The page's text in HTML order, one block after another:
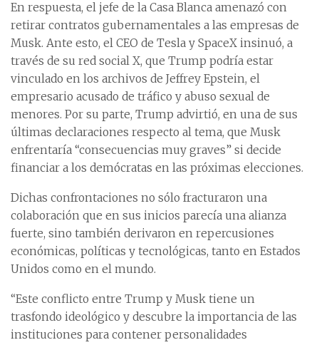
En respuesta, el jefe de la Casa Blanca amenazó con
retirar contratos gubernamentales a las empresas de
Musk. Ante esto, el CEO de Tesla y SpaceX insinuó, a
través de su red social X, que Trump podría estar
vinculado en los archivos de Jeffrey Epstein, el
empresario acusado de tráfico y abuso sexual de
menores. Por su parte, Trump advirtió, en una de sus
últimas declaraciones respecto al tema, que Musk
enfrentaría “consecuencias muy graves” si decide
financiar a los demócratas en las próximas elecciones.
Dichas confrontaciones no sólo fracturaron una
colaboración que en sus inicios parecía una alianza
fuerte, sino también derivaron en repercusiones
económicas, políticas y tecnológicas, tanto en Estados
Unidos como en el mundo.
“Este conflicto entre Trump y Musk tiene un
trasfondo ideológico y descubre la importancia de las
instituciones para contener personalidades